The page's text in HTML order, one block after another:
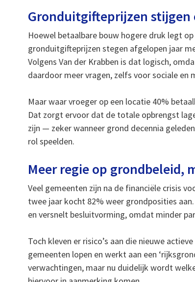
Gronduitgifteprijzen stijgen
Hoewel betaalbare bouw hogere druk legt
gronduitgifteprijzen stegen afgelopen jaar
Volgens Van der Krabben is dat logisch,
daardoor meer vragen, zelfs voor sociale en
Maar waar vroeger op een locatie 40%
Dat zorgt ervoor dat de totale opbrengst
zijn — zeker wanneer grond decennia
rol speelden.
Meer regie op grondbeleid,
Veel gemeenten zijn na de financiële crisis
twee jaar kocht 82% weer grondposities
en versnelt besluitvorming, omdat minder
Toch kleven er risico’s aan die nieuwe
gemeenten lopen en werkt aan een
verwachtingen, maar nu duidelijk wordt